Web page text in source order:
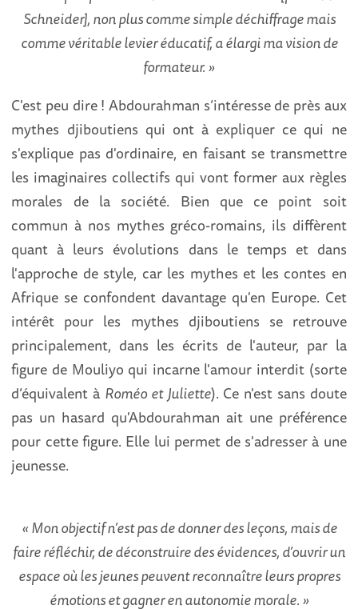
Schneider], non plus comme simple déchiffrage mais
comme véritable levier éducatif, a élargi ma vision de
formateur. »
C'est peu dire ! Abdourahman s’intéresse de près aux
mythes djiboutiens qui ont à expliquer ce qui ne
s'explique pas d'ordinaire, en faisant se transmettre
les imaginaires collectifs qui vont former aux règles
morales de la société. Bien que ce point soit
commun à nos mythes gréco-romains, ils diffèrent
quant à leurs évolutions dans le temps et dans
l'approche de style, car les mythes et les contes en
Afrique se confondent davantage qu'en Europe. Cet
intérêt pour les mythes djiboutiens se retrouve
principalement, dans les écrits de l'auteur, par la
figure de Mouliyo qui incarne l'amour interdit (sorte
d’équivalent à Roméo et Juliette). Ce n'est sans doute
pas un hasard qu'Abdourahman ait une préférence
pour cette figure. Elle lui permet de s'adresser à une
jeunesse.
« Mon objectif n’est pas de donner des leçons, mais de
faire réfléchir, de déconstruire des évidences, d’ouvrir un
espace où les jeunes peuvent reconnaître leurs propres
émotions et gagner en autonomie morale. »